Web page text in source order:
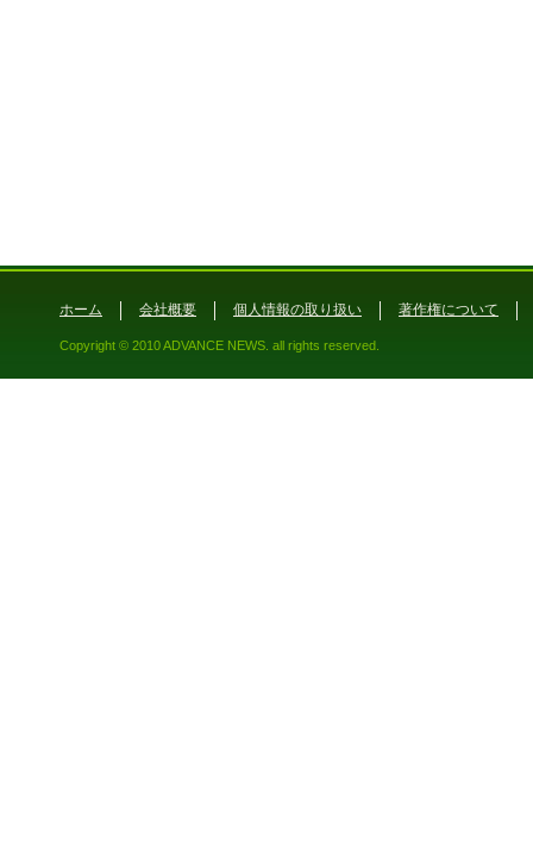
ホーム 会社概要 個人情報の取り扱い 著作権について
Copyright © 2010 ADVANCE NEWS. all rights reserved.